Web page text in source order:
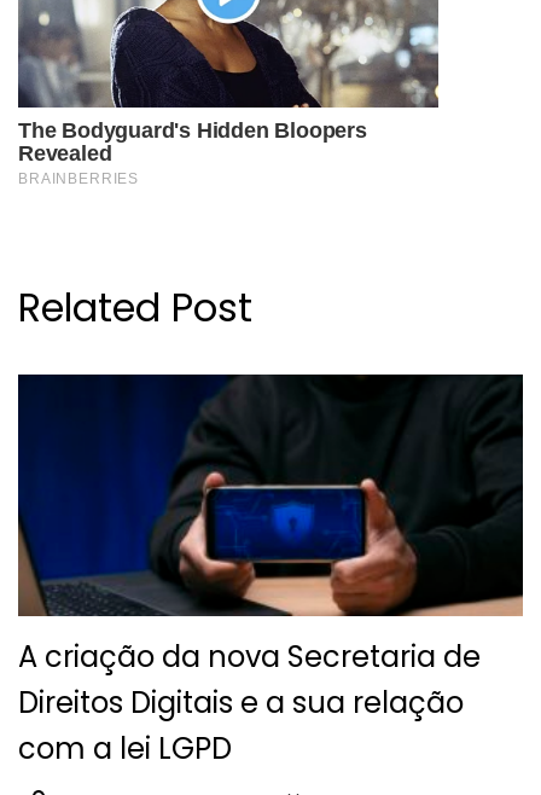
Related Post
A criação da nova Secretaria de
Direitos Digitais e a sua relação
com a lei LGPD